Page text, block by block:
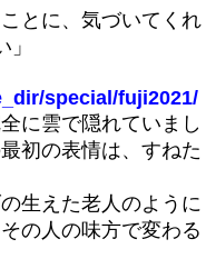
とに、気づいてくれ
special/fuji2021/
に雲で隠れていまし
初の表情は、すねた
生えた老人のように
の人の味方で変わる